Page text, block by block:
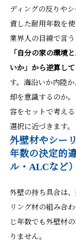
ディングの反りや
資した耐用年数を使
業界人の目線で言う
「自分の家の環境
いか」から逆算し
す。海沿いか内陸
却を意識するのか
容をセットで考え
選択に近づきます。
外壁材やシー
年数の決定的
ル・ALCなど）
外壁の持ち具合は
リング材の組み合
じ年数でも外壁材
りません。